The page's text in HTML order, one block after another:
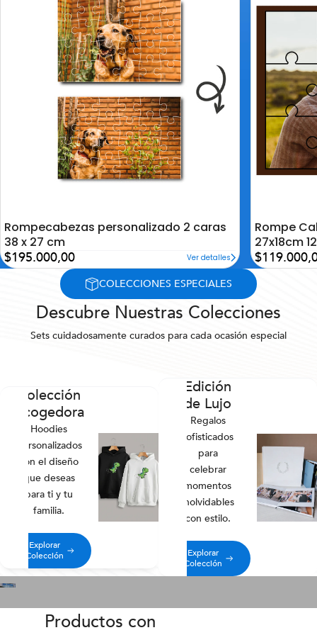
Rompecabezas personalizado 2 caras
38 x 27 cm
Precio
de
$195.000,00 Ver detalles
la
deseos
Rompe
27x18cm
Precio
de
oferta
COLECCIONES ESPECIALES
Descubre Nuestras Colecciones
Sets cuidadosamente curados para cada ocasión especial
Colección
Acogedora
Hoodies
personalizados
con el diseño
que deseas
para ti y tu
familia.
Explorar
Colección
Edición
de Lujo
Regalos
sofisticados
para
celebrar
momentos
inolvidables
con estilo.
Explorar
Colección
Productos con